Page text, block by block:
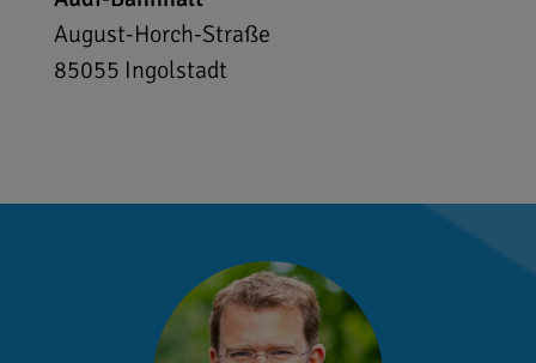
August-Horch-Straße
85055 Ingolstadt